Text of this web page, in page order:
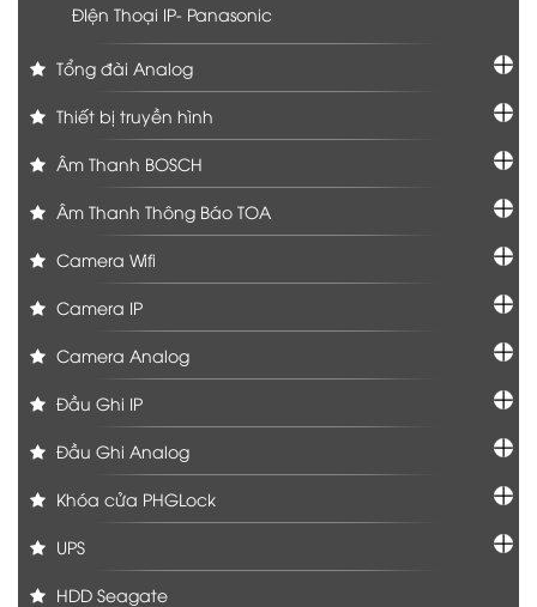
ĐIện Thoại IP- Panasonic
Tổng đài Analog
Thiết bị truyền hình
Âm Thanh BOSCH
Âm Thanh Thông Báo TOA
Camera Wifi
Camera IP
Camera Analog
Đầu Ghi IP
Đầu Ghi Analog
Khóa cửa PHGLock
UPS
HDD Seagate